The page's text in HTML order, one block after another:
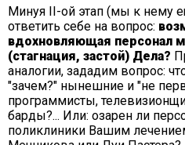
Минуя II-ой этап (мы к нему
ответить себе на вопрос:
вдохновляющая персонал
(стагнация, застой) Дела?
аналогии, зададим вопрос:
"зачем?" нынешние и "не
программисты,
барды?... Или: озарен ли
поликлиники Вашим